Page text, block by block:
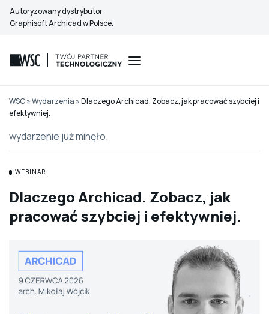
Przejdź
do
Autoryzowany dystrybutor
Graphisoft Archicad w Polsce.
WSC»Wydarzenia »Dlaczego Archicad. Zobacz, jak pracować szybciej i
efektywniej.
wydarzenie już minęło.
WEBINAR
Dlaczego Archicad. Zobacz, jak
pracować szybciej i efektywniej.